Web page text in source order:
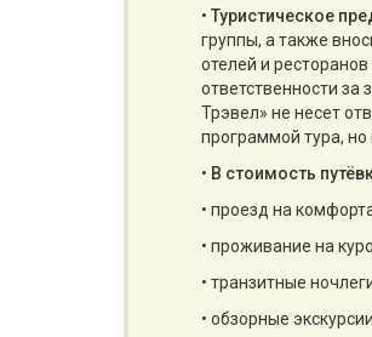
• Туристическое
группы, а также
отелей и
ответственности
Трэвел» не несет
программой тура,
• В стоимость
• проезд на
• проживание на
• транзитные
• обзорные